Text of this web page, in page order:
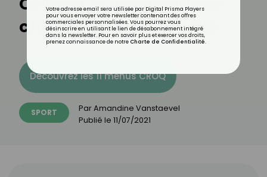
chinoise et ses bienfaits
Découvrez les 11 menus CROQ
SPORT ParAmandine Vanstaevel
Publié le 11/07/2021
Votre adresse email sera utilisée par Digital Prisma Players
pour vous envoyer votre newsletter contenant des offres
commerciales personnalisées. Vous pourrez vous
désinscrire en utilisant le lien de désabonnement intégré
dans la newsletter. Pour en savoir plus et exercer vos droits,
prenez connaissance de notre Charte de Confidentialité.